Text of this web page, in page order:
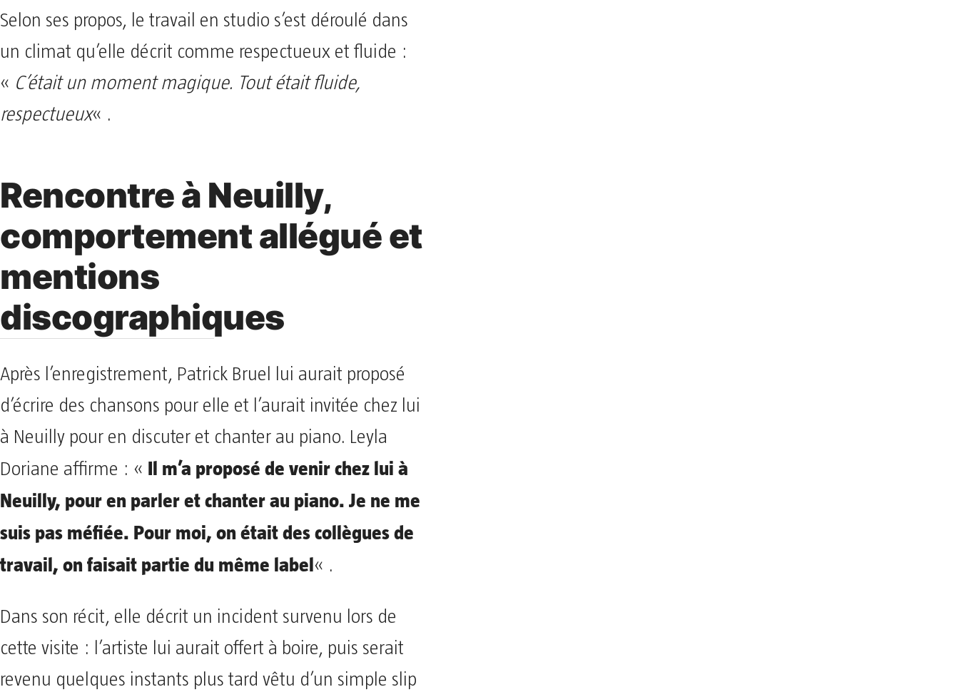
Selon ses propos, le travail en studio s’est déroulé dans
un climat qu’elle décrit comme respectueux et fluide :
« C’était un moment magique. Tout était fluide,
respectueux« .
Rencontre à Neuilly,
comportement allégué et
mentions
discographiques
Après l’enregistrement, Patrick Bruel lui aurait proposé
d’écrire des chansons pour elle et l’aurait invitée chez lui
à Neuilly pour en discuter et chanter au piano. Leyla
Doriane affirme : « Il m’a proposé de venir chez lui à
Neuilly, pour en parler et chanter au piano. Je ne me
suis pas méfiée. Pour moi, on était des collègues de
travail, on faisait partie du même label« .
Dans son récit, elle décrit un incident survenu lors de
cette visite : l’artiste lui aurait offert à boire, puis serait
revenu quelques instants plus tard vêtu d’un simple slip